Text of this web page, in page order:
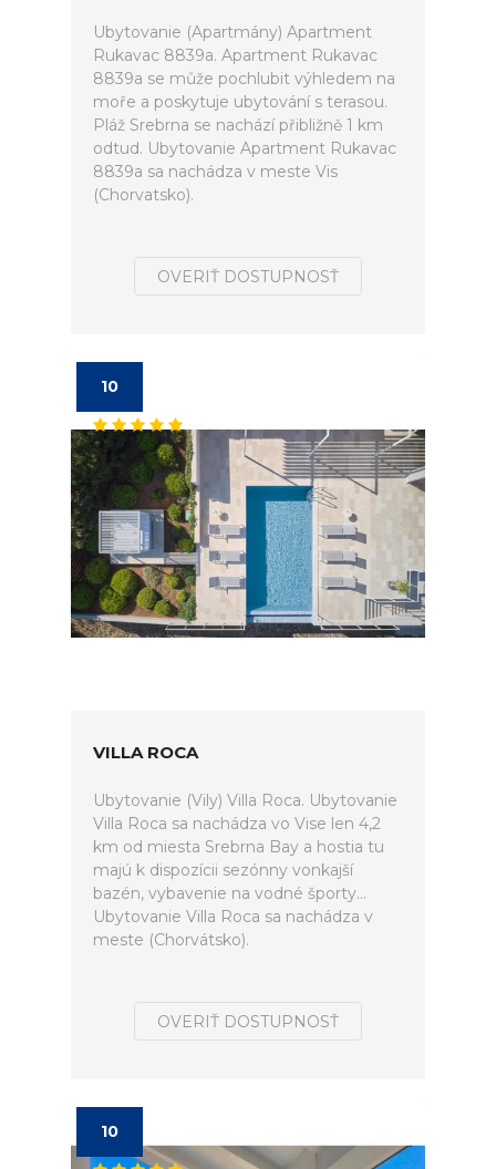
Ubytovanie (Apartmány) Apartment
Rukavac 8839a. Apartment Rukavac
8839a se může pochlubit výhledem na
moře a poskytuje ubytování s terasou.
Pláž Srebrna se nachází přibližně 1 km
odtud. Ubytovanie Apartment Rukavac
8839a sa nachádza v meste Vis
(Chorvatsko).
OVERIŤ DOSTUPNOSŤ
10
VILLA ROCA
Ubytovanie (Vily) Villa Roca. Ubytovanie
Villa Roca sa nachádza vo Vise len 4,2
km od miesta Srebrna Bay a hostia tu
majú k dispozícii sezónny vonkajší
bazén, vybavenie na vodné športy...
Ubytovanie Villa Roca sa nachádza v
meste (Chorvátsko).
OVERIŤ DOSTUPNOSŤ
10